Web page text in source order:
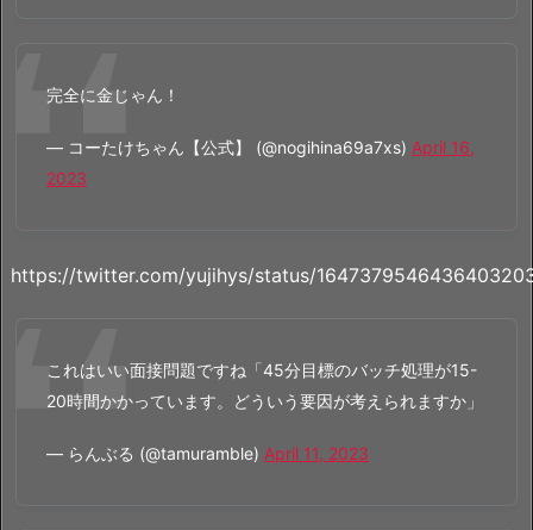
完全に金じゃん！
— コーたけちゃん【公式】 (@nogihina69a7xs) April 16,
2023
https://twitter.com/yujihys/status/
これはいい面接問題ですね「45分目標のバッチ処理が15-
20時間かかっています。どういう要因が考えられますか」
— らんぶる (@tamuramble) April 11, 2023